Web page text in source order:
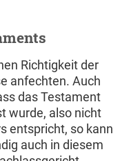
Richtigkeit der
anfechten. Auch
das Testament
wurde, also nicht
entspricht, so kann
auch in diesem